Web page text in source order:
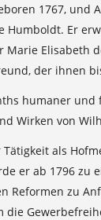
1767, und
Er
Marie Elisabeth
der ihnen
humaner und
Wirken von
als
er ab 1796
Reformen zu
die